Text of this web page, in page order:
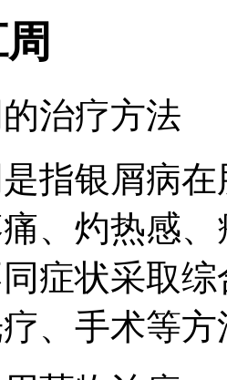
治疗方法
指银屑病
、灼热感
症状采取
、手术等方